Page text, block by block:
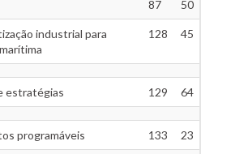
87 50
industrial para
128 45
estratégias 129 64
programáveis 133 23